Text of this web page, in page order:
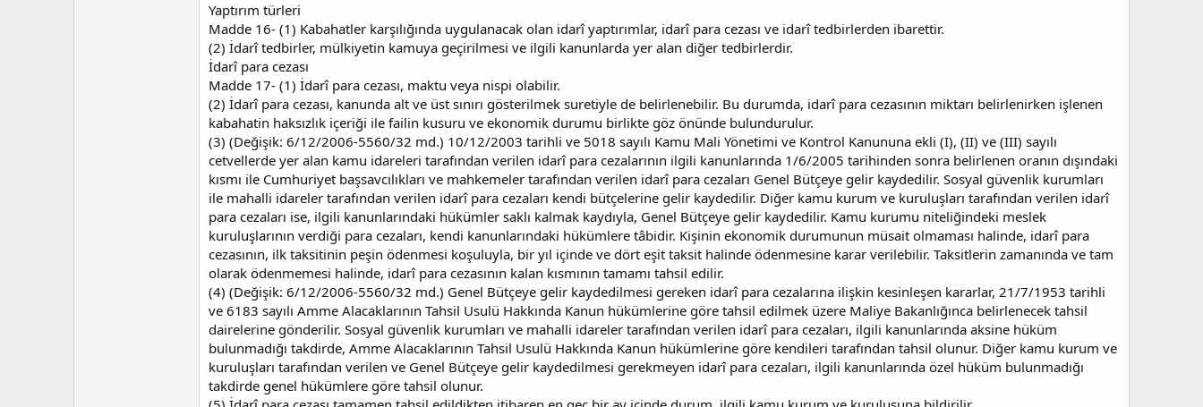
Yaptırım türleri
Madde 16- (1) Kabahatler karşılığında uygulanacak olan idarî yaptırımlar, idarî para cezası ve idarî tedbirlerden ibarettir.
(2) İdarî tedbirler, mülkiyetin kamuya geçirilmesi ve ilgili kanunlarda yer alan diğer tedbirlerdir.
İdarî para cezası
Madde 17- (1) İdarî para cezası, maktu veya nispi olabilir.
(2) İdarî para cezası, kanunda alt ve üst sınırı gösterilmek suretiyle de belirlenebilir. Bu durumda, idarî para cezasının miktarı belirlenirken işlenen
kabahatin haksızlık içeriği ile failin kusuru ve ekonomik durumu birlikte göz önünde bulundurulur.
(3) (Değişik: 6/12/2006-5560/32 md.) 10/12/2003 tarihli ve 5018 sayılı Kamu Mali Yönetimi ve Kontrol Kanununa ekli (I), (II) ve (III) sayılı
cetvellerde yer alan kamu idareleri tarafından verilen idarî para cezalarının ilgili kanunlarında 1/6/2005 tarihinden sonra belirlenen oranın dışındaki
kısmı ile Cumhuriyet başsavcılıkları ve mahkemeler tarafından verilen idarî para cezaları Genel Bütçeye gelir kaydedilir. Sosyal güvenlik kurumları
ile mahalli idareler tarafından verilen idarî para cezaları kendi bütçelerine gelir kaydedilir. Diğer kamu kurum ve kuruluşları tarafından verilen idarî
para cezaları ise, ilgili kanunlarındaki hükümler saklı kalmak kaydıyla, Genel Bütçeye gelir kaydedilir. Kamu kurumu niteliğindeki meslek
kuruluşlarının verdiği para cezaları, kendi kanunlarındaki hükümlere tâbidir. Kişinin ekonomik durumunun müsait olmaması halinde, idarî para
cezasının, ilk taksitinin peşin ödenmesi koşuluyla, bir yıl içinde ve dört eşit taksit halinde ödenmesine karar verilebilir. Taksitlerin zamanında ve tam
olarak ödenmemesi halinde, idarî para cezasının kalan kısmının tamamı tahsil edilir.
(4) (Değişik: 6/12/2006-5560/32 md.) Genel Bütçeye gelir kaydedilmesi gereken idarî para cezalarına ilişkin kesinleşen kararlar, 21/7/1953 tarihli
ve 6183 sayılı Amme Alacaklarının Tahsil Usulü Hakkında Kanun hükümlerine göre tahsil edilmek üzere Maliye Bakanlığınca belirlenecek tahsil
dairelerine gönderilir. Sosyal güvenlik kurumları ve mahalli idareler tarafından verilen idarî para cezaları, ilgili kanunlarında aksine hüküm
bulunmadığı takdirde, Amme Alacaklarının Tahsil Usulü Hakkında Kanun hükümlerine göre kendileri tarafından tahsil olunur. Diğer kamu kurum ve
kuruluşları tarafından verilen ve Genel Bütçeye gelir kaydedilmesi gerekmeyen idarî para cezaları, ilgili kanunlarında özel hüküm bulunmadığı
takdirde genel hükümlere göre tahsil olunur.